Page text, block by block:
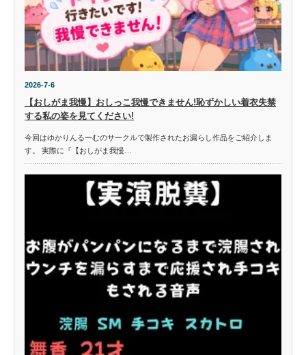
2026-7-6
【おしがま我慢】おしっこ我慢できません!恥ずかしい着衣失禁
する私の姿を見てください!
今回はゆかりんるーむのサークルで製作されたお漏らし作品をご紹介しま
す。 実際に『【おしがま我慢…